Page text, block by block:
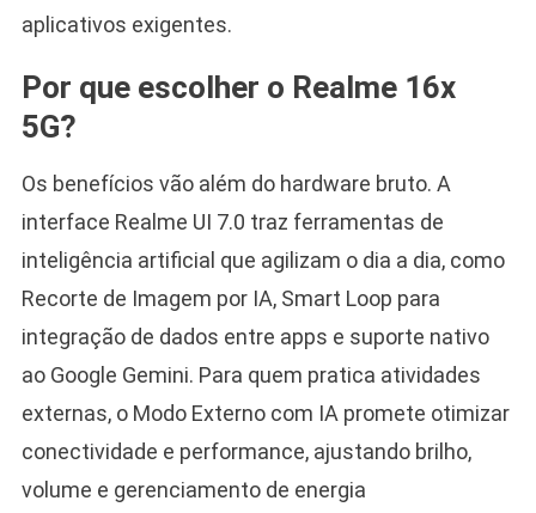
aplicativos exigentes.
Por que escolher o Realme 16x
5G?
Os benefícios vão além do hardware bruto. A
interface Realme UI 7.0 traz ferramentas de
inteligência artificial que agilizam o dia a dia, como
Recorte de Imagem por IA, Smart Loop para
integração de dados entre apps e suporte nativo
ao Google Gemini. Para quem pratica atividades
externas, o Modo Externo com IA promete otimizar
conectividade e performance, ajustando brilho,
volume e gerenciamento de energia